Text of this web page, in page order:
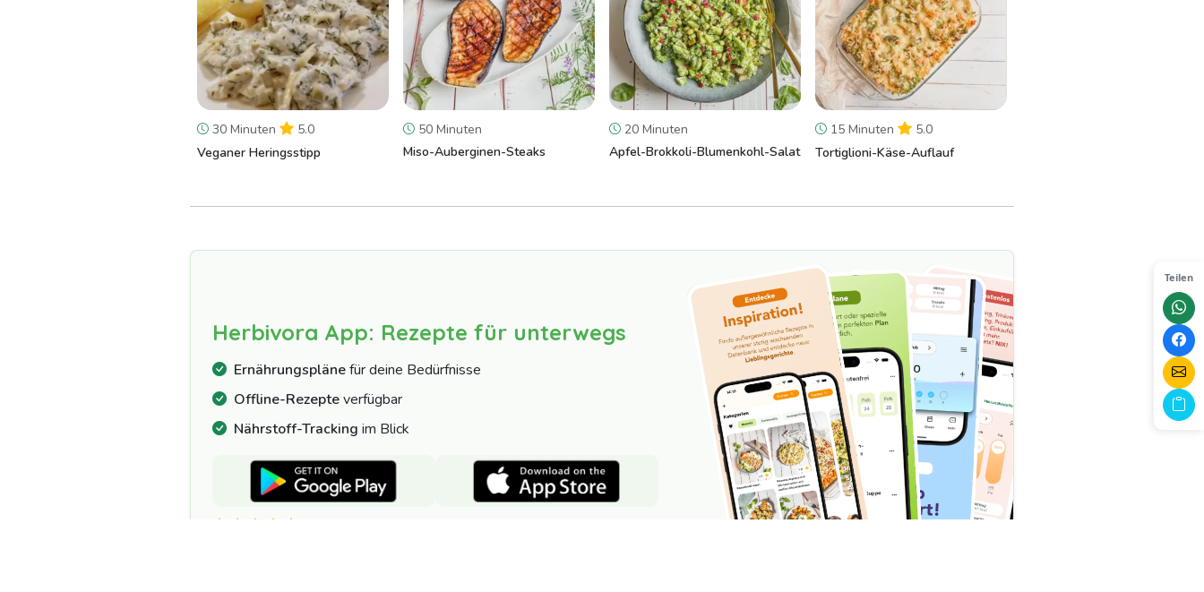
Teilen
30 Minuten
5.0
Veganer Heringsstipp
50 Minuten
Miso-Auberginen-Steaks
20 Minuten
Apfel-Brokkoli-Blumenkohl-Salat
15 Minuten
5.0
Tortiglioni-Käse-Auflauf
Herbivora App: Rezepte für unterwegs
Ernährungsplänefür deine Bedürfnisse
Offline-Rezepteverfügbar
Nährstoff-Tracking im Blick